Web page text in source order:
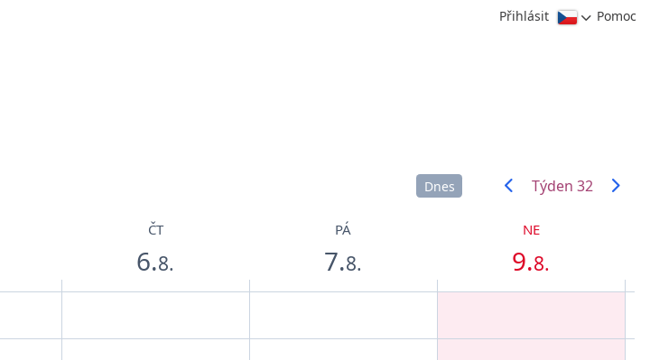
Přihlásit Pomoc
Týden 32
Dnes
ČT
6.8.
PÁ
7.8.
NE
9.8.